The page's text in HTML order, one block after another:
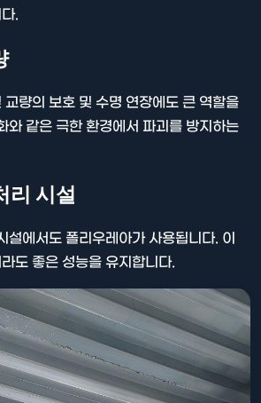
.
량의 보호 및 수명 연장에도 큰 역할을
와 같은 극한 환경에서 파괴를 방지하는
리 시설
설에서도 폴리우레아가 사용됩니다. 이
도 좋은 성능을 유지합니다.